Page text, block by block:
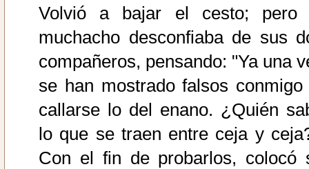
Volvió a bajar el cesto; pero
muchacho desconfiaba de sus
compañeros, pensando: "Ya una
se han mostrado falsos conmigo
callarse lo del enano. ¿Quién
lo que se traen entre ceja y
Con el fin de probarlos, colocó